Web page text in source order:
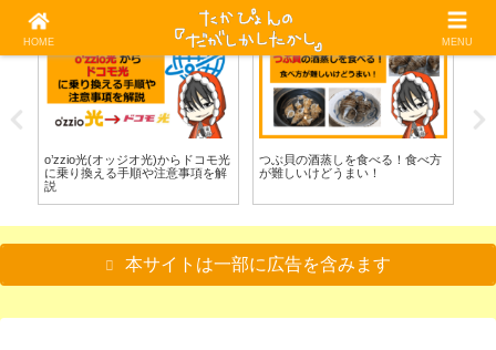
光回線
o’zzio光(オッジオ光)からドコモ光
に乗り換える手順や注意事項を解
説
料理/食べる
つぶ貝の酒蒸しを食べる！食べ方
が難しいけどうまい！
本サイトは一部に広告を含みます
HOME MENU